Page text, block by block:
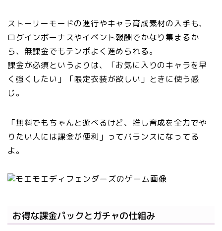
ストーリーモードの進行やキャラ育成素材の入手も、
ログインボーナスやイベント報酬でかなり集まるか
ら、無課金でもテンポよく進められる。
課金が必須というよりは、「お気に入りのキャラを早
く強くしたい」「限定衣装が欲しい」ときに使う感
じ。
「無料でもちゃんと遊べるけど、推し育成を全力でや
りたい人には課金が便利」ってバランスになってる
よ。
お得な課金パックとガチャの仕組み